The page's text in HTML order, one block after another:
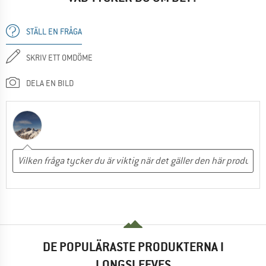
STÄLL EN FRÅGA
SKRIV ETT OMDÖME
DELA EN BILD
DE POPULÄRASTE PRODUKTERNA I